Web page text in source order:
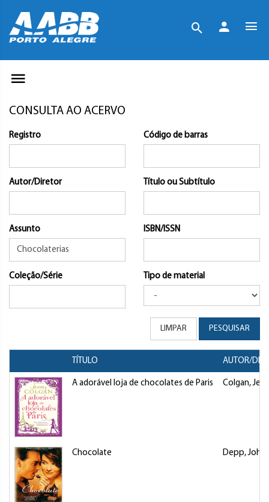
CONSULTA AO ACERVO
Registro Código de barras
Autor/Diretor Título ou Subtítulo
Assunto ISBN/ISSN
Coleção/Série Tipo de material
LIMPAR PESQUISAR
TÍTULO AUTOR/
A adorável loja de chocolates de Paris Colgan,
Chocolate Depp,